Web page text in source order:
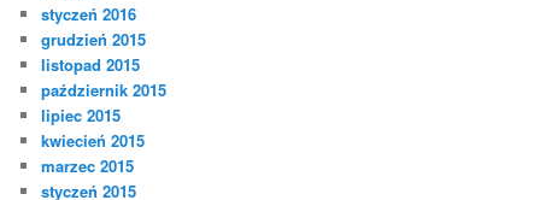
styczeń 2016
grudzień 2015
listopad 2015
październik 2015
lipiec 2015
kwiecień 2015
marzec 2015
styczeń 2015